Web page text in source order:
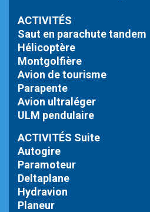
ACTIVITÉS
Saut en parachute tandem
Hélicoptère
Montgolfière
Avion de tourisme
Parapente
Avion ultraléger
ULM pendulaire
ACTIVITÉS Suite
Autogire
Paramoteur
Deltaplane
Hydravion
Planeur